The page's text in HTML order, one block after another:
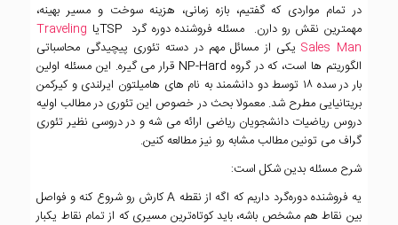
در تمام مواردی که گفتیم، بازه زمانی، هزینه سوخت و مسیر بهینه،
مهمترین نقش رو دارن. مسئله فروشنده دوره گرد TSPیا
Traveling
Sales Manیکی از مسائل مهم در دسته تئوری پیچیدگی محاسباتی
الگوریتم ها است، که در گروه NP-Hard قرار می گیره. این مسئله اولین
بار در سده ۱۸ توسط دو دانشمند به نام های هامیلتون ایرلندی و کیرکمن
بریتانیایی مطرح شد. معمولا بحث در خصوص این تئوری در مطالب اولیه
دروس ریاضیات دانشجویان ریاضی ارائه می شه و در دروسی نظیر تئوری
گراف می تونین مطالب مشابه رو نیز مطالعه کنین.
شرح مسئله بدین شکل است:
یه فروشنده دوره‌گرد داریم که اگه از نقطه A کارش رو شروع کنه و فواصل
بین نقاط هم مشخص باشه، باید کوتاه‌ترین مسیری که از تمام نقاط یکبار